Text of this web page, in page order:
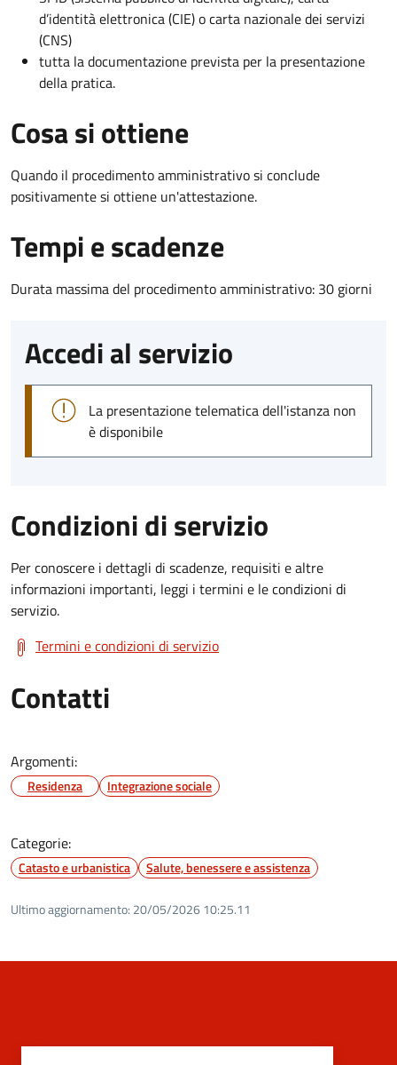
d’identità elettronica (CIE) o carta nazionale dei servizi
(CNS)
tutta la documentazione prevista per la presentazione
della pratica.
Cosa si ottiene
Quando il procedimento amministrativo si conclude
positivamente si ottiene un'attestazione.
Tempi e scadenze
Durata massima del procedimento amministrativo: 30 giorni
Accedi al servizio
La presentazione telematica dell'istanza non
è disponibile
Condizioni di servizio
Per conoscere i dettagli di scadenze, requisiti e altre
informazioni importanti, leggi i termini e le condizioni di
servizio.
Termini e condizioni di servizio
Contatti
Argomenti:
Residenza Integrazione sociale
Categorie:
Catasto e urbanistica Salute, benessere e assistenza
Ultimo aggiornamento: 20/05/2026 10:25.11